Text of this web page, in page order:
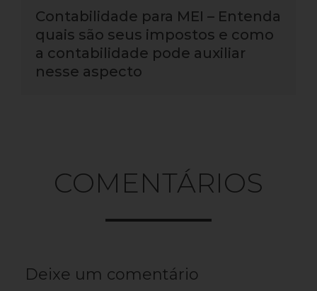
Contabilidade para MEI – Entenda
quais são seus impostos e como
a contabilidade pode auxiliar
nesse aspecto
COMENTÁRIOS
Deixe um comentário